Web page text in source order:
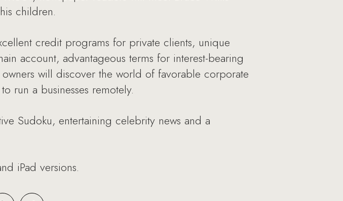
children.
credit programs for private clients, unique
account, advantageous terms for interest-bearing
will discover the world of favorable corporate
run a businesses remotely.
Sudoku, entertaining celebrity news and a
iPad versions.